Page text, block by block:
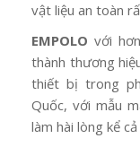
vật liệu an toàn
EMPOLOvới
thành thương
thiết bị trong
Quốc, với mẫu
làm hài lòng kể